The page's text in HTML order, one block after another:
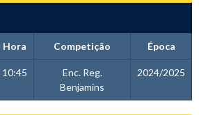
Hora Competição Época
10:45
Enc. Reg.
Benjamins
2024/2025